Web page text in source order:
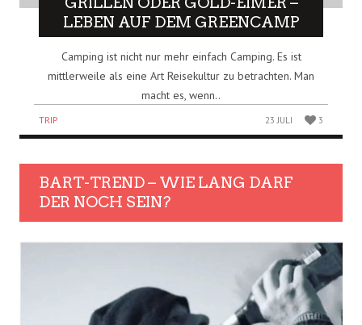
LEBEN AUF DEM GREENCAMP
Camping ist nicht nur mehr einfach Camping. Es ist
mittlerweile als eine Art Reisekultur zu betrachten. Man
macht es, wenn..
TRIP 23 JULI 3
BART-TREND – WIE LANG DARF
DER NOCH SEIN?